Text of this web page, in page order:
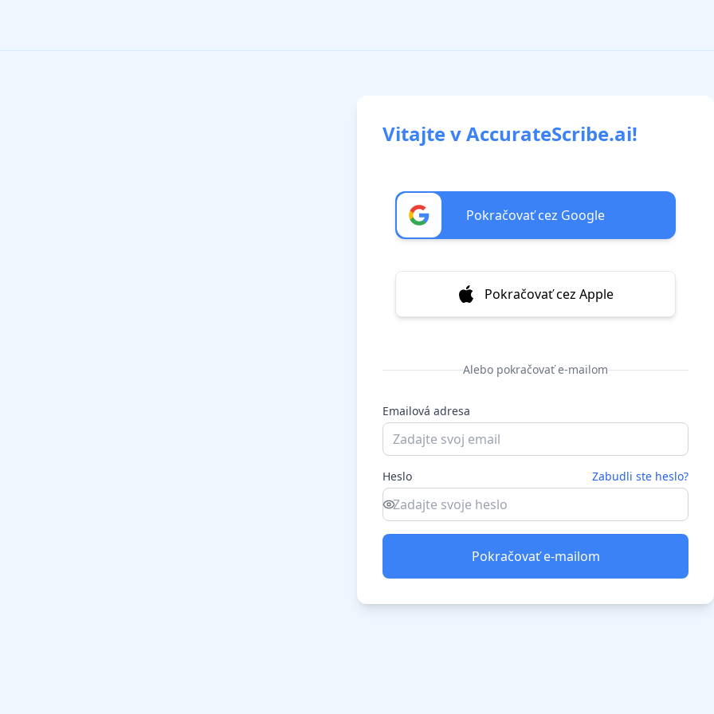
Vitajte v AccurateScribe.ai!
Pokračovať cez Google
Pokračovať cez Apple
Alebo pokračovať e-mailom
Emailová adresa
Heslo Zabudli ste heslo?
Pokračovať e-mailom